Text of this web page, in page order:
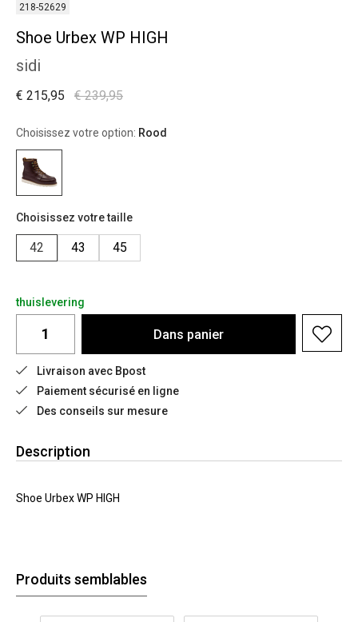
218-52629
Shoe Urbex WP HIGH
sidi
€ 239,95
€ 215,95
Choisissez votre option: Rood
Choisissez votre taille
42 43 45
thuislevering
Dans panier
Livraison avec Bpost
Paiement sécurisé en ligne
Des conseils sur mesure
Description
Shoe Urbex WP HIGH
Produits semblables